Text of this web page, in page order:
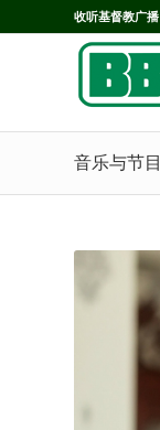
收听基督教广播
音乐与节目